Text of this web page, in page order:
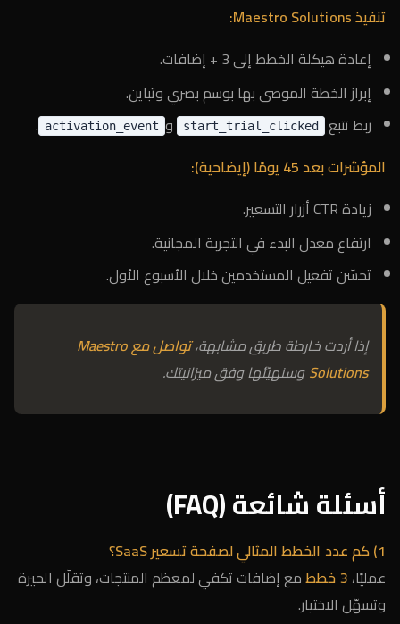
تنفيذ Maestro Solutions:
إعادة هيكلة الخطط إلى 3 + إضافات.
إبراز الخطة الموصى بها بوسم بصري وتباين.
ربط تتبع
start_trial_clicked و activation_event
.
المؤشرات بعد 45 يومًا (إيضاحية):
زيادة CTR أزرار التسعير.
ارتفاع معدل البدء في التجربة المجانية.
تحسّن تفعيل المستخدمين خلال الأسبوع الأول.
إذا أردت خارطة طريق مشابهة،
تواصل مع Maestro
Solutionsوسنهيّئها وفق ميزانيتك.
أسئلة شائعة (FAQ)
1) كم عدد الخطط المثالي لصفحة تسعير SaaS؟
عمليًا، 3 خطط
مع إضافات تكفي لمعظم المنتجات، وتقلّل الحيرة
وتسهّل الاختيار.